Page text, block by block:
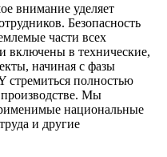
внимание уделяет
Безопасность
части всех
включены в технические,
начиная с фазы
стремиться полностью
Мы
национальные
и другие